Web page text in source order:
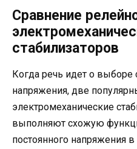
Сравнение
стабилизаторов
Когда речь идет о выборе
напряжения, две
электромеханические
выполняют схожую
постоянного напряжения